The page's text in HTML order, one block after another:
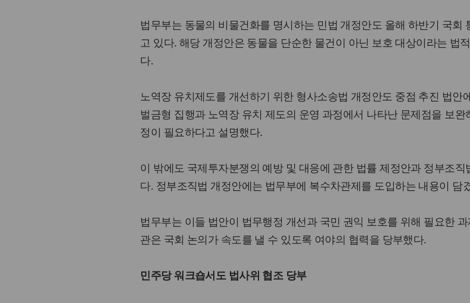
법무부는 동물의 비물건화를 명시하는 민법 개정안도 올해 하반기 국회
고 있다. 해당 개정안은 동물을 단순한 물건이 아닌 보호 대상이라는 법
다.
노역장 유치제도를 개선하기 위한 형사소송법 개정안도 중점 추진 법안
벌금형 집행과 노역장 유치 제도의 운영 과정에서 나타난 문제점을 보완
정이 필요하다고 설명했다.
이 밖에도 국제투자분쟁의 예방 및 대응에 관한 법률 제정안과 정부조직
다. 정부조직법 개정안에는 법무부에 복수차관제를 도입하는 내용이 담
법무부는 이들 법안이 법무행정 개선과 국민 권익 보호를 위해 필요한
관은 국회 논의가 속도를 낼 수 있도록 여야의 협력을 당부했다.
민주당 워크숍서도 법사위 협조 당부